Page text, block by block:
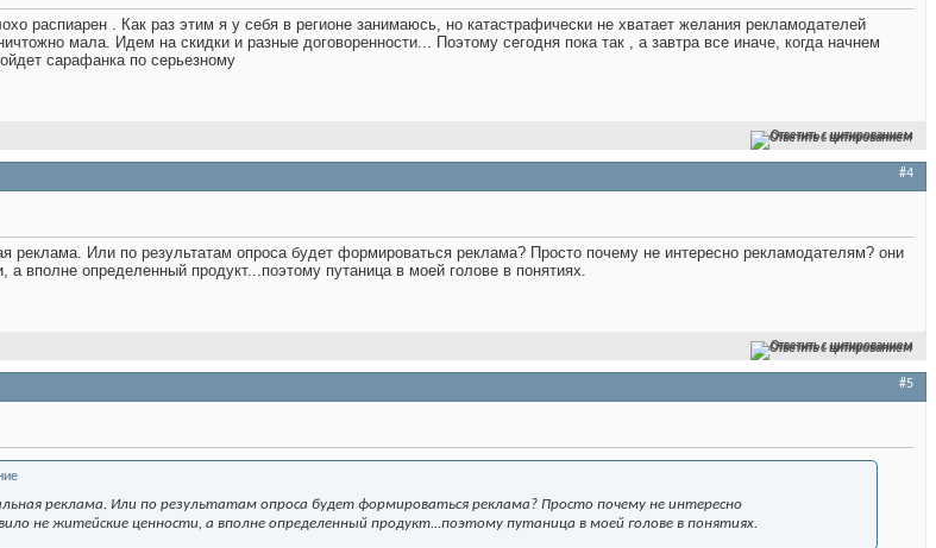
распиарен . Как раз этим я у себя в регионе занимаюсь, но катастрафически не хватает желания рекламодателей
мала. Идем на скидки и разные договоренности... Поэтому сегодня пока так , а завтра все иначе, когда начнем
сарафанка по серьезному
Ответить с цитированием
#4
реклама. Или по результатам опроса будет формироваться реклама? Просто почему не интересно рекламодателям? они
а вполне определенный продукт...поэтому путаница в моей голове в понятиях.
Ответить с цитированием
#5
реклама. Или по результатам опроса будет формироваться реклама? Просто почему не интересно
не житейские ценности, а вполне определенный продукт...поэтому путаница в моей голове в понятиях.